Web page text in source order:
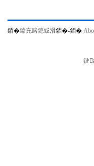
銆�鍏充簬鎴戜滑銆�-銆�
鏈